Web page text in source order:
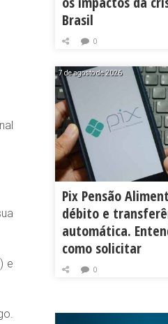
e
Brasil
0
7 de agosto de 2026
Pix Pensão
débito e
automática.
como solicitar
0